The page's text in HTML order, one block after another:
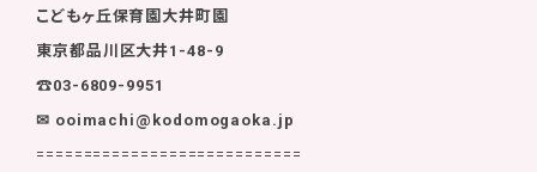
こどもヶ丘保育園大井町園
東京都品川区大井1-48-9
☎03-6809-9951
✉ ooimachi@kodomogaoka.jp
============================